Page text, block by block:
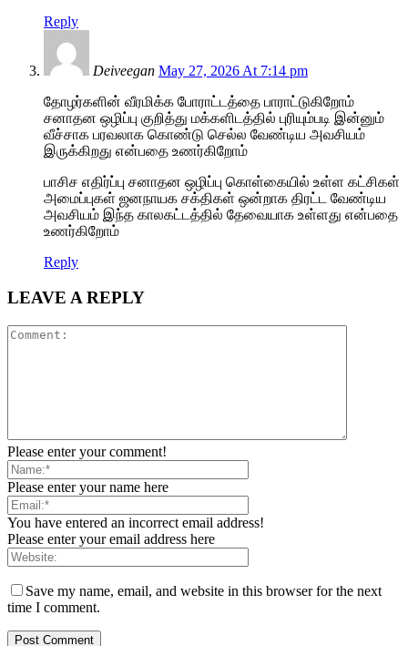
Reply
Deiveegan May 27, 2026 At 7:14 pm
தோழர்களின் வீரமிக்க போராட்டத்தை பாராட்டுகிறோம்
சனாதன ஒழிப்பு குறித்து மக்களிடத்தில் புரியும்படி இன்னும்
வீச்சாக பரவலாக கொண்டு செல்ல வேண்டிய அவசியம்
இருக்கிறது என்பதை உணர்கிறோம்
பாசிச எதிர்ப்பு சனாதன ஒழிப்பு கொள்கையில் உள்ள கட்சிகள்
அமைப்புகள் ஜனநாயக சக்திகள் ஒன்றாக திரட்ட வேண்டிய
அவசியம் இந்த காலகட்டத்தில் தேவையாக உள்ளது என்பதை
உணர்கிறோம்
Reply
LEAVE A REPLY
Please enter your comment!
Please enter your name here
You have entered an incorrect email address!
Please enter your email address here
Save my name, email, and website in this browser for the next
time I comment.